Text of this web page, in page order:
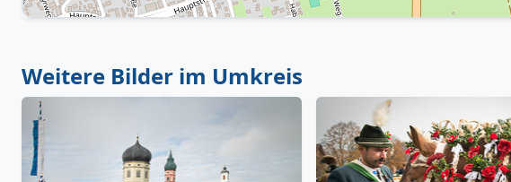
Weitere Bilder im Umkreis